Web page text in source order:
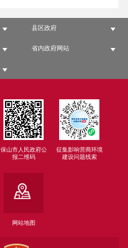
县区政府
省内政府网站
保山市人民政府公
报二维码
征集影响营商环境
建设问题线索
网站地图